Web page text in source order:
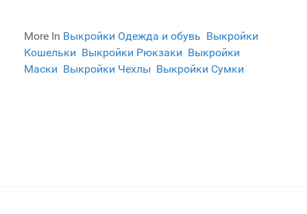
More In Выкройки Одежда и обувь Выкройки
Кошельки Выкройки Рюкзаки Выкройки
Маски Выкройки Чехлы Выкройки Сумки